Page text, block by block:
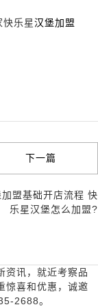
乐星汉堡加盟
下一篇
盟基础开店流程 快
乐星汉堡怎么加盟?
资讯，就近考察品
惊喜和优惠，诚邀
2688。